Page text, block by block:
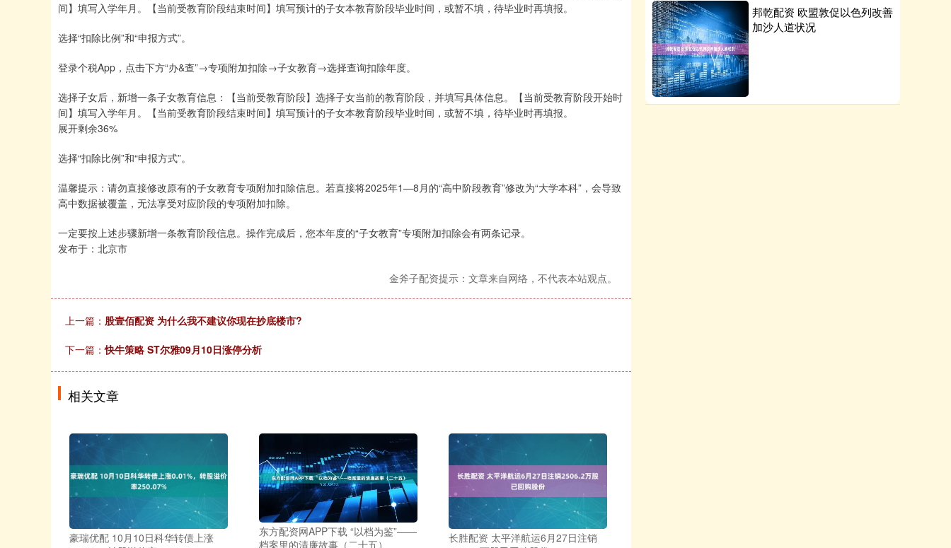
间】填写入学年月。【当前受教育阶段结束时间】填写预计的子女本教育阶段毕业时间，或暂不填，待毕业时再填报。
选择“扣除比例”和“申报方式”。
登录个税App，点击下方“办&查”→专项附加扣除→子女教育→选择查询扣除年度。
选择子女后，新增一条子女教育信息：【当前受教育阶段】选择子女当前的教育阶段，并填写具体信息。【当前受教育阶段开始时
间】填写入学年月。【当前受教育阶段结束时间】填写预计的子女本教育阶段毕业时间，或暂不填，待毕业时再填报。
展开剩余36%
选择“扣除比例”和“申报方式”。
温馨提示：请勿直接修改原有的子女教育专项附加扣除信息。若直接将2025年1—8月的“高中阶段教育”修改为“大学本科”，会导致
高中数据被覆盖，无法享受对应阶段的专项附加扣除。
一定要按上述步骤新增一条教育阶段信息。操作完成后，您本年度的“子女教育”专项附加扣除会有两条记录。
发布于：北京市
金斧子配资提示：文章来自网络，不代表本站观点。
上一篇： 股壹佰配资 为什么我不建议你现在抄底楼市?
下一篇：快牛策略 ST尔雅09月10日涨停分析
相关文章
豪瑞优配 10月10日科华转债上涨
东方配资网APP下载 “以档为鉴”——
档案里的清廉故事（二十五）
长胜配资 太平洋航运6月27日注销
邦乾配资 欧盟敦促以色列改善
加沙人道状况